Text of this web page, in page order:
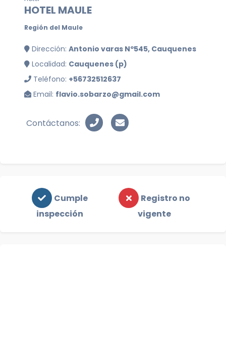
HOTEL MAULE
Región del Maule
Dirección: Antonio varas Nº545, Cauquenes
Localidad: Cauquenes (p)
Teléfono: +56732512637
Email: flavio.sobarzo@gmail.com
Contáctanos:
Cumple
inspección
Registro no
vigente